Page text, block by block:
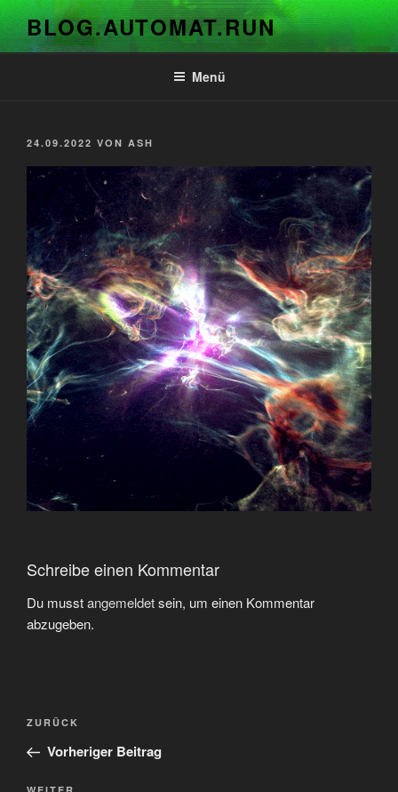
Zum
Inhalt
springen
BLOG.AUTOMAT.RUN
Menü
VERÖFFENTLICHT
24.09.2022 VON ASH
Schreibe einen Kommentar
Du musstangemeldetsein, um einen Kommentar
abzugeben.
Beitragsnavigation
Vorheriger
Beitrag
ZURÜCK
Vorheriger Beitrag